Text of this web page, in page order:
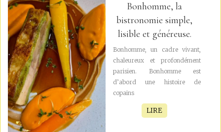
Bonhomme, la
bistronomie simple,
lisible et généreuse.
Bonhomme, un cadre vivant,
chaleureux et profondément
parisien. Bonhomme est
d’abord une histoire de
copains
LIRE